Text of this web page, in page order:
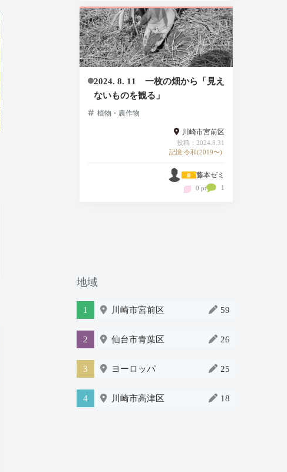
2024. 8. 11 一枚の畑から「見え
ないものを観る」
植物・農作物
川崎市宮前区
投稿：2024.8.31
記憶:令和(2019〜)
藤本ゼミ
0 pt 1
地域
1 川崎市宮前区 59
2 仙台市青葉区 26
3 ヨーロッパ 25
4 川崎市高津区 18